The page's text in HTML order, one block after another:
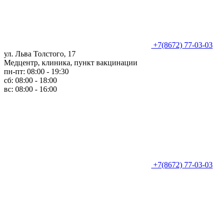
+7(8672) 77-03-03
ул. Льва Толстого, 17
Медцентр, клиника, пункт вакцинации
пн-пт: 08:00 - 19:30
сб: 08:00 - 18:00
вс: 08:00 - 16:00
+7(8672) 77-03-03